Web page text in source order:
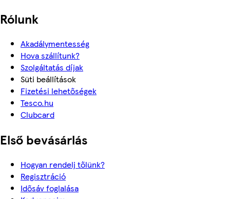
Rólunk
Akadálymentesség
Hova szállítunk?
Szolgáltatás díjak
Süti beállítások
Fizetési lehetőségek
Tesco.hu
Clubcard
Első bevásárlás
Hogyan rendelj tőlünk?
Regisztráció
Idősáv foglalása